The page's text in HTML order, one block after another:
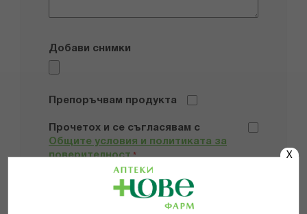
X
Добави снимки
Препоръчвам продукта
Прочетох и се съгласявам с
Общите условия и политиката за
поверителност *
ИЗПРАТИ